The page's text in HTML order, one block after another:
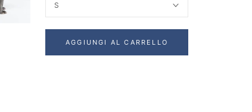
S
AGGIUNGI AL CARRELLO